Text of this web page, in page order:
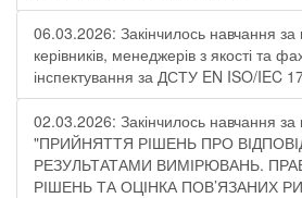
06.03.2026: Закінчилось навчання за
керівників, менеджерів з якості та
інспектування за ДСТУ EN ISO/IEC
02.03.2026: Закінчилось навчання за
"ПРИЙНЯТТЯ РІШЕНЬ ПРО
РЕЗУЛЬТАТАМИ ВИМІРЮВАНЬ.
РІШЕНЬ ТА ОЦІНКА ПОВ’ЯЗАНИХ